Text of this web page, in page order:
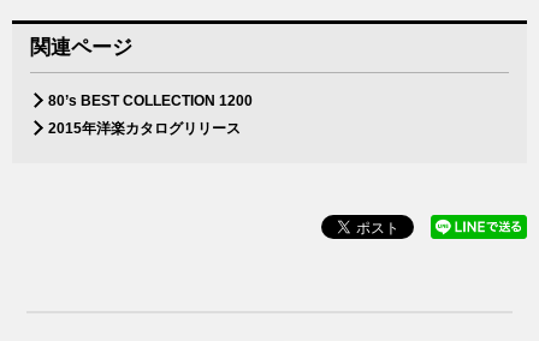
関連ページ
80’s BEST COLLECTION 1200
2015年洋楽カタログリリース